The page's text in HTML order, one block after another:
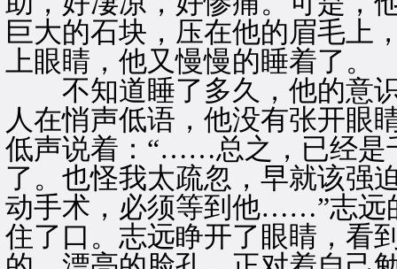
巨大的石块，压在他的眉毛上
上眼睛，他又慢慢的睡着了。
不知道睡了多久，他的意识
人在悄声低语，他没有张开眼
低声说着：“……总之，已经是
了。也怪我太疏忽，早就该强
动手术，必须等到他……”志远
住了口。志远睁开了眼睛，看